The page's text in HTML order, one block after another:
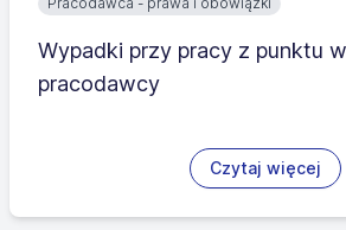
Wypadki przy pracy z punktu
pracodawcy
Czytaj więcej